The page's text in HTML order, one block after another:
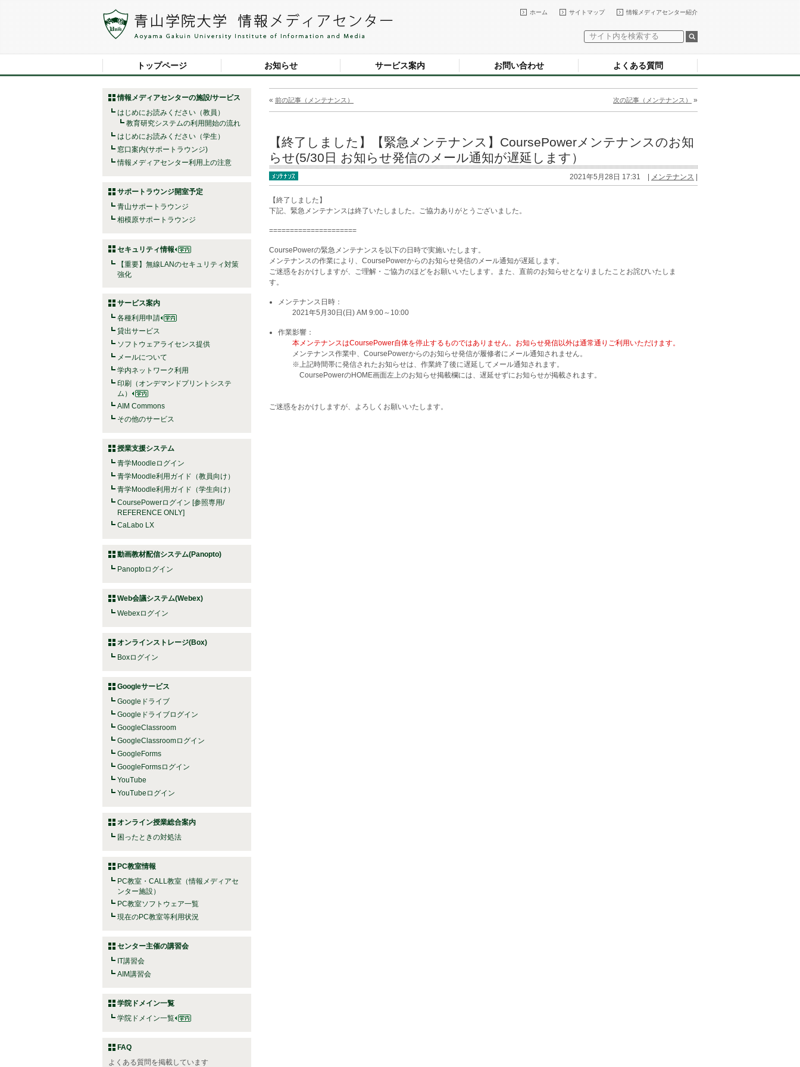
情報メディアセンター紹介
サイトマップ
ホーム
トップページ お知らせ サービス案内 お問い合わせ よくある質問
情報メディアセンターの施設/サービス
はじめにお読みください（教員）
教育研究システムの利用開始の流れ
はじめにお読みください（学生）
窓口案内(サポートラウンジ)
情報メディアセンター利用上の注意
サポートラウンジ開室予定
青山サポートラウンジ
相模原サポートラウンジ
セキュリティ情報
【重要】無線LANのセキュリティ対策
強化
サービス案内
各種利用申請
貸出サービス
ソフトウェアライセンス提供
メールについて
学内ネットワーク利用
印刷（オンデマンドプリントシステ
ム）
AIM Commons
その他のサービス
授業支援システム
青学Moodleログイン
青学Moodle利用ガイド（教員向け）
青学Moodle利用ガイド（学生向け）
CoursePowerログイン [参照専用/
REFERENCE ONLY]
CaLabo LX
動画教材配信システム(Panopto)
Panoptoログイン
Web会議システム(Webex)
Webexログイン
オンラインストレージ(Box)
Boxログイン
Googleサービス
Googleドライブ
Googleドライブログイン
GoogleClassroom
GoogleClassroomログイン
GoogleForms
GoogleFormsログイン
YouTube
YouTubeログイン
オンライン授業総合案内
困ったときの対処法
PC教室情報
PC教室・CALL教室（情報メディアセ
ンター施設）
PC教室ソフトウェア一覧
現在のPC教室等利用状況
センター主催の講習会
IT講習会
AIM講習会
学院ドメイン一覧
学院ドメイン一覧
FAQ
よくある質問を掲載しています
« 前の記事（メンテナンス） 次の記事（メンテナンス） »
【終了しました】【緊急メンテナンス】CoursePowerメンテナンスのお知
らせ(5/30日 お知らせ発信のメール通知が遅延します）
2021年5月28日 17:31 | メンテナンス
【終了しました】
下記、緊急メンテナンスは終了いたしました。ご協力ありがとうございました。
=====================
CoursePowerの緊急メンテナンスを以下の日時で実施いたします。
メンテナンスの作業により、CoursePowerからのお知らせ発信のメール通知が遅延します。
ご迷惑をおかけしますが、ご理解・ご協力のほどをお願いいたします。また、直前のお知らせとなりましたことお詫びいたしま
す。
メンテナンス日時：
2021年5月30日(日) AM 9:00～10:00
作業影響：
本メンテナンスはCoursePower自体を停止するものではありません。お知らせ発信以外は通常通りご利用いただけます。
メンテナンス作業中、CoursePowerからのお知らせ発信が履修者にメール通知されません。
※上記時間帯に発信されたお知らせは、作業終了後に遅延してメール通知されます。
CoursePowerのHOME画面左上のお知らせ掲載欄には、遅延せずにお知らせが掲載されます。
ご迷惑をおかけしますが、よろしくお願いいたします。